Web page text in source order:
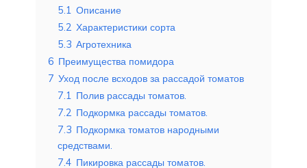
5.1 Описание
5.2 Характеристики сорта
5.3 Агротехника
6 Преимущества помидора
7 Уход после всходов за рассадой томатов
7.1 Полив рассады томатов.
7.2 Подкормка рассады томатов.
7.3 Подкормка томатов народными
средствами.
7.4 Пикировка рассады томатов.